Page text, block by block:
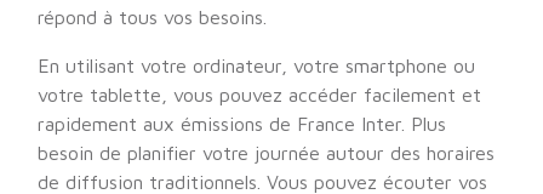
répond à tous vos besoins.
En utilisant votre ordinateur, votre smartphone ou
votre tablette, vous pouvez accéder facilement et
rapidement aux émissions de France Inter. Plus
besoin de planifier votre journée autour des horaires
de diffusion traditionnels. Vous pouvez écouter vos